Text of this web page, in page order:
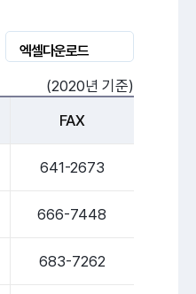
엑셀다운로드
(2020년 기준)
FAX
641-2673
666-7448
683-7262